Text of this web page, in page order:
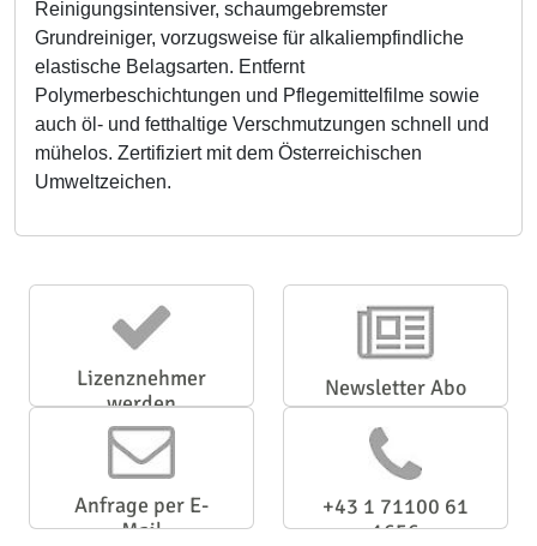
Reinigungsintensiver, schaumgebremster
Grundreiniger, vorzugsweise für alkaliempfindliche
elastische Belagsarten. Entfernt
Polymerbeschichtungen und Pflegemittelfilme sowie
auch öl- und fetthaltige Verschmutzungen schnell und
mühelos. Zertifiziert mit dem Österreichischen
Umweltzeichen.
Lizenznehmer
werden
Newsletter Abo
Anfrage per E-
Mail
+43 1 71100 61
1656